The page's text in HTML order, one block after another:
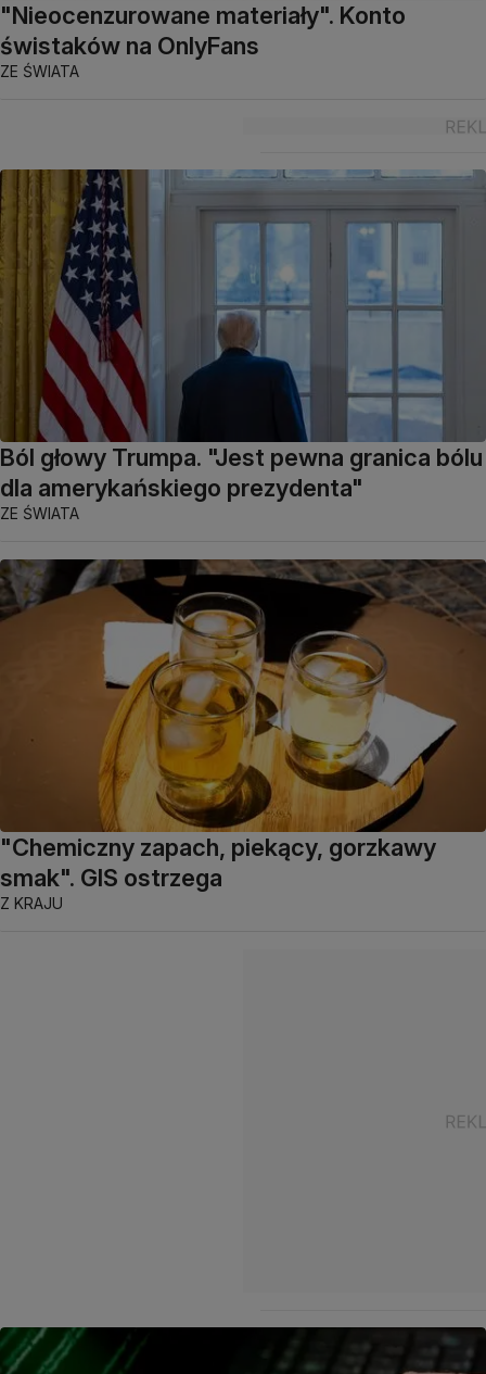
"Nieocenzurowane materiały". Konto
świstaków na OnlyFans
ZE ŚWIATA
Ból głowy Trumpa. "Jest pewna granica bólu
dla amerykańskiego prezydenta"
ZE ŚWIATA
"Chemiczny zapach, piekący, gorzkawy
smak". GIS ostrzega
Z KRAJU